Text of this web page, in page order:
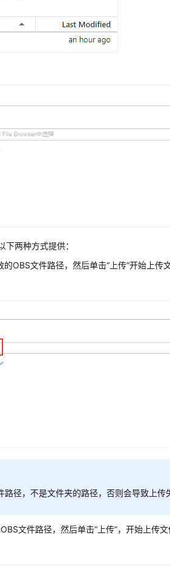
两种方式提供：
的OBS文件路径，然后单击“上传”开始上传
路径，不是文件夹的路径，否则会导致上传
文件路径，然后单击“上传”，开始上传